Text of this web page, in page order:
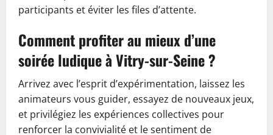
participants et éviter les files d’attente.
Comment profiter au mieux d’une
soirée ludique à Vitry-sur-Seine ?
Arrivez avec l’esprit d’expérimentation, laissez les
animateurs vous guider, essayez de nouveaux jeux,
et privilégiez les expériences collectives pour
renforcer la convivialité et le sentiment de